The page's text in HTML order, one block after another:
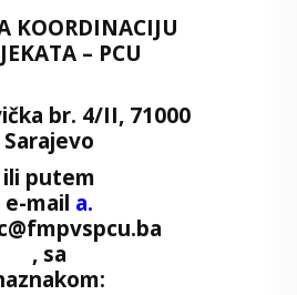
KOORDINACIJU
– PCU
br. 4/II, 71000
Sarajevo
ili putem
e-mail a.
, sa